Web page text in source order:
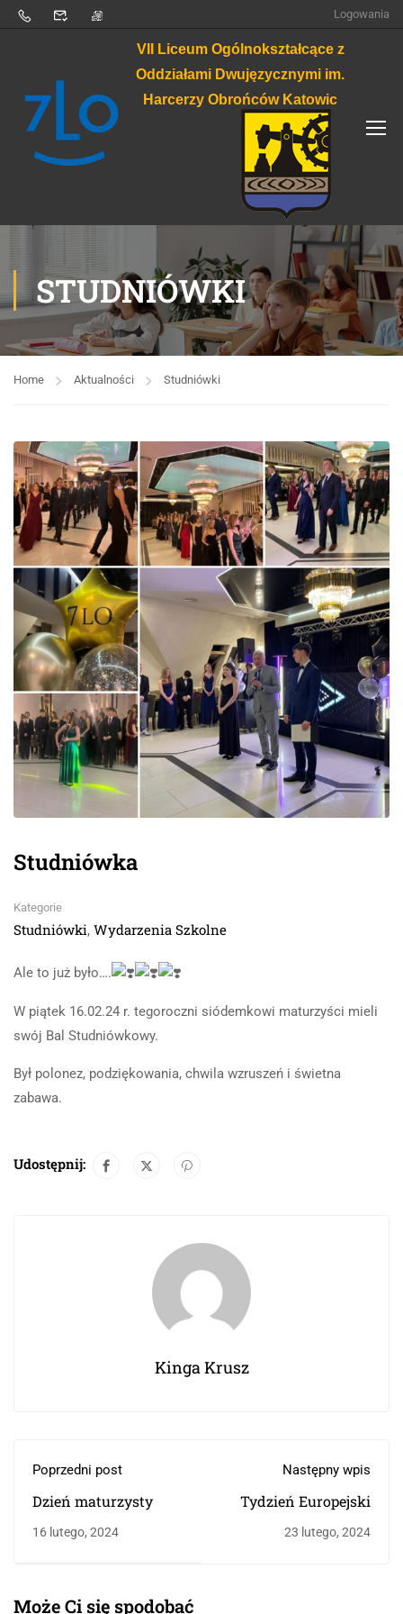
Logowania
VII Liceum Ogólnokształcące z
Oddziałami Dwujęzycznymi im.
Harcerzy Obrońców Katowic
STUDNIÓWKI
Home Aktualności Studniówki
Studniówka
Kategorie
Studniówki, Wydarzenia Szkolne
Ale to już było….
W piątek 16.02.24 r. tegoroczni siódemkowi maturzyści mieli
swój Bal Studniówkowy.
Był polonez, podziękowania, chwila wzruszeń i świetna
zabawa.
Udostępnij:
Kinga Krusz
Poprzedni post
Dzień maturzysty
16 lutego, 2024
Następny wpis
Tydzień Europejski
23 lutego, 2024
Może Ci się spodobać